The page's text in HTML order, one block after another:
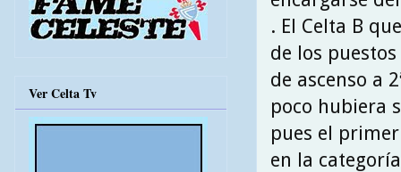
. El Celta B
de los
de ascenso a
poco hubiera
pues el
en la
Ver Celta Tv